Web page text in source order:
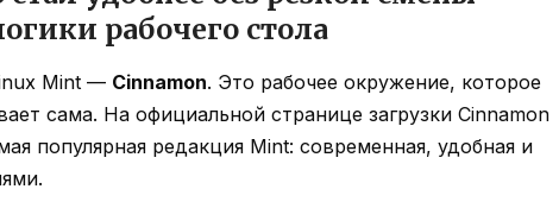
рабочего стола
Mint — Cinnamon. Это рабочее окружение, которое
сама. На официальной странице загрузки Cinnamon
популярная редакция Mint: современная, удобная и